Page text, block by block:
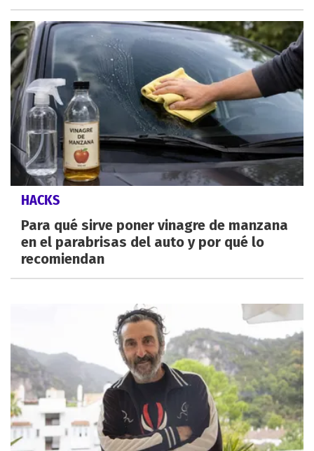
HACKS
Para qué sirve poner vinagre de manzana
en el parabrisas del auto y por qué lo
recomiendan